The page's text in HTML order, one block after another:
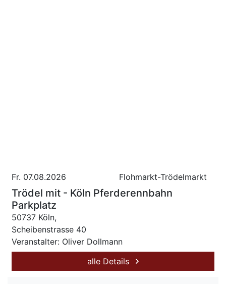
Fr. 07.08.2026 Flohmarkt-Trödelmarkt
Trödel mit - Köln Pferderennbahn
Parkplatz
50737 Köln,
Scheibenstrasse 40
Veranstalter: Oliver Dollmann
alle Details